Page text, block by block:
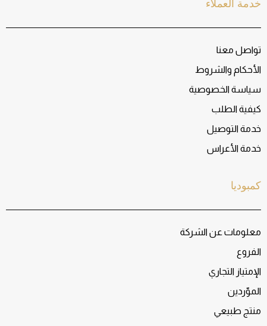
كمبوديا
معلومات عن الشركة
الفروع
الإمتياز التجاري
الموّردين
منتج طبيعي
خدمة العملاء
تواصل معنا
الأحكام والشروط
سياسة الخصوصية
كيفية الطلب
خدمة التوصيل
خدمة الأعراس